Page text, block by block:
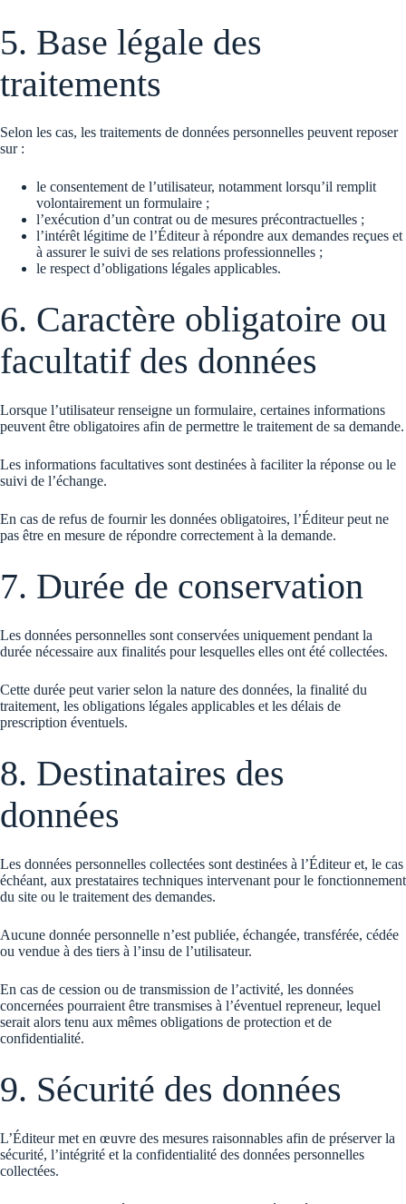
5. Base légale des
traitements
Selon les cas, les traitements de données personnelles peuvent reposer
sur :
le consentement de l’utilisateur, notamment lorsqu’il remplit
volontairement un formulaire ;
l’exécution d’un contrat ou de mesures précontractuelles ;
l’intérêt légitime de l’Éditeur à répondre aux demandes reçues et
à assurer le suivi de ses relations professionnelles ;
le respect d’obligations légales applicables.
6. Caractère obligatoire ou
facultatif des données
Lorsque l’utilisateur renseigne un formulaire, certaines informations
peuvent être obligatoires afin de permettre le traitement de sa demande.
Les informations facultatives sont destinées à faciliter la réponse ou le
suivi de l’échange.
En cas de refus de fournir les données obligatoires, l’Éditeur peut ne
pas être en mesure de répondre correctement à la demande.
7. Durée de conservation
Les données personnelles sont conservées uniquement pendant la
durée nécessaire aux finalités pour lesquelles elles ont été collectées.
Cette durée peut varier selon la nature des données, la finalité du
traitement, les obligations légales applicables et les délais de
prescription éventuels.
8. Destinataires des
données
Les données personnelles collectées sont destinées à l’Éditeur et, le cas
échéant, aux prestataires techniques intervenant pour le fonctionnement
du site ou le traitement des demandes.
Aucune donnée personnelle n’est publiée, échangée, transférée, cédée
ou vendue à des tiers à l’insu de l’utilisateur.
En cas de cession ou de transmission de l’activité, les données
concernées pourraient être transmises à l’éventuel repreneur, lequel
serait alors tenu aux mêmes obligations de protection et de
confidentialité.
9. Sécurité des données
L’Éditeur met en œuvre des mesures raisonnables afin de préserver la
sécurité, l’intégrité et la confidentialité des données personnelles
collectées.